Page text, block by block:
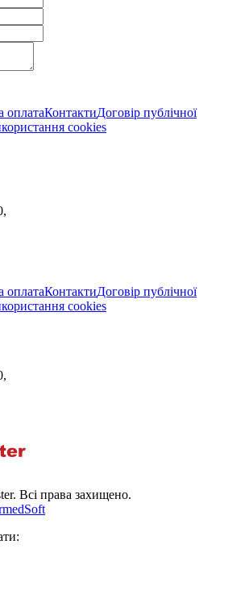
оплатаКонтактиДоговір публічної
cookies
оплатаКонтактиДоговір публічної
cookies
Всі права захищено.
: